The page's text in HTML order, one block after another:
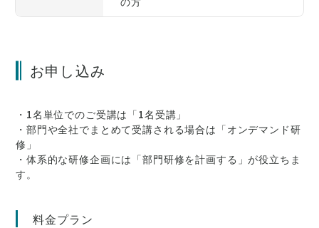
お申し込み
・1名単位でのご受講は「1名受講」
・部門や全社でまとめて受講される場合は「オンデマンド研
修」
・体系的な研修企画には「部門研修を計画する」が役立ちま
す。
料金プラン